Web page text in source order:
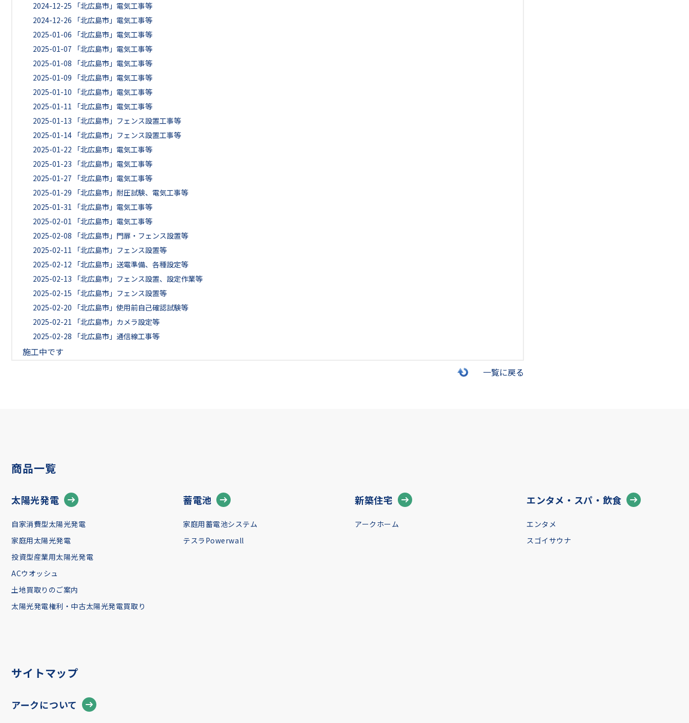
2024-12-25
「北広島市」電気工事等
2024-12-26
「北広島市」電気工事等
2025-01-06
「北広島市」電気工事等
2025-01-07
「北広島市」電気工事等
2025-01-08
「北広島市」電気工事等
2025-01-09
「北広島市」電気工事等
2025-01-10
「北広島市」電気工事等
2025-01-11
「北広島市」電気工事等
2025-01-13
「北広島市」フェンス設置工事等
2025-01-14 「北広島市」フェンス設置工事等
2025-01-22
「北広島市」電気工事等
2025-01-23
「北広島市」電気工事等
2025-01-27
「北広島市」電気工事等
2025-01-29
「北広島市」耐圧試験、電気工事等
2025-01-31
「北広島市」電気工事等
2025-02-01
「北広島市」電気工事等
2025-02-08
「北広島市」門扉・フェンス設置等
2025-02-11
「北広島市」フェンス設置等
2025-02-12
「北広島市」送電準備、各種設定等
2025-02-13
「北広島市」フェンス設置、設定作業等
2025-02-15
「北広島市」フェンス設置等
2025-02-20
「北広島市」使用前自己確認試験等
2025-02-21
「北広島市」カメラ設定等
2025-02-28
「北広島市」通信線工事等
施工中です
一覧に戻る
商品一覧
太陽光発電
自家消費型太陽光発電
家庭用太陽光発電
投資型産業用太陽光発電
ACウオッシュ
土地買取りのご案内
太陽光発電権利・中古太陽光発電買取り
蓄電池
家庭用蓄電池システム
テスラPowerwall
新築住宅
アークホーム
エンタメ・スパ・飲食
エンタメ
スゴイサウナ
サイトマップ
アークについて